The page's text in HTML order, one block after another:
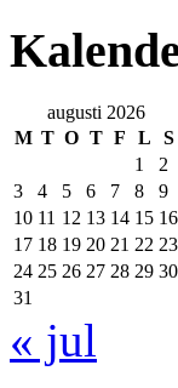
augusti 2026
M T O T F L
S
1
2
3
4 5 6 7 8
9
10 11 12 13 14 15 16
17 18 19 20 21 22 23
24 25 26 27 28 29 30
31
« jul